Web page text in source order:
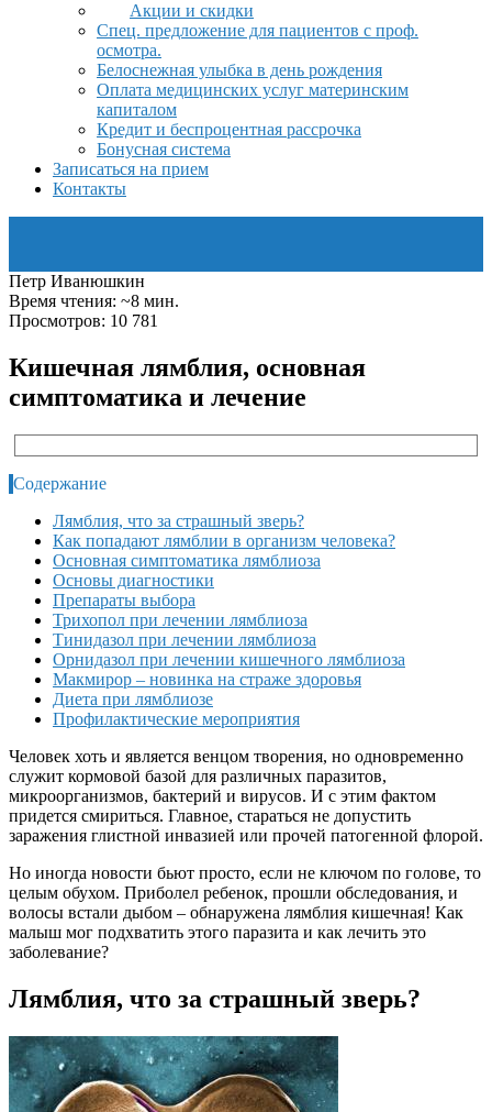
Акции и скидки
Спец. предложение для пациентов с проф.
осмотра.
Белоснежная улыбка в день рождения
Оплата медицинских услуг материнским
капиталом
Кредит и беспроцентная рассрочка
Бонусная система
Записаться на прием
Контакты
Петр Иванюшкин
Время чтения: ~8 мин.
Просмотров: 10 781
Кишечная лямблия, основная
симптоматика и лечение
Содержание
Лямблия, что за страшный зверь?
Как попадают лямблии в организм человека?
Основная симптоматика лямблиоза
Основы диагностики
Препараты выбора
Трихопол при лечении лямблиоза
Тинидазол при лечении лямблиоза
Орнидазол при лечении кишечного лямблиоза
Макмирор – новинка на страже здоровья
Диета при лямблиозе
Профилактические мероприятия
Человек хоть и является венцом творения, но одновременно
служит кормовой базой для различных паразитов,
микроорганизмов, бактерий и вирусов. И с этим фактом
придется смириться. Главное, стараться не допустить
заражения глистной инвазией или прочей патогенной флорой.
Но иногда новости бьют просто, если не ключом по голове, то
целым обухом. Приболел ребенок, прошли обследования, и
волосы встали дыбом – обнаружена лямблия кишечная! Как
малыш мог подхватить этого паразита и как лечить это
заболевание?
Лямблия, что за страшный зверь?